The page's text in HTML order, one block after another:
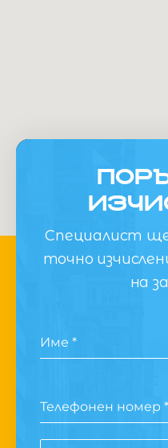
Специалист ще
точно
на
Име *
Телефонен номер *